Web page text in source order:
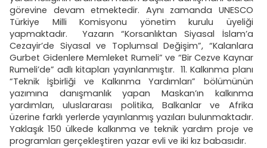
görevine devam etmektedir. Aynı zamanda UNESCO
Türkiye Milli Komisyonu yönetim kurulu üyeliği
yapmaktadır. Yazarın “Korsanlıktan Siyasal İslam’a
Cezayir’de Siyasal ve Toplumsal Değişim”, “Kalanlara
Gurbet Gidenlere Memleket Rumeli” ve “Bir Cezve Kaynar
Rumeli’de” adlı kitapları yayınlanmıştır. 11. Kalkınma planı
“Teknik İşbirliği ve Kalkınma Yardımları” bölümünün
yazımına danışmanlık yapan Maskan’ın kalkınma
yardımları, uluslararası politika, Balkanlar ve Afrika
üzerine farklı yerlerde yayınlanmış yazıları bulunmaktadır.
Yaklaşık 150 ülkede kalkınma ve teknik yardım proje ve
programları gerçekleştiren yazar evli ve iki kız babasıdır.